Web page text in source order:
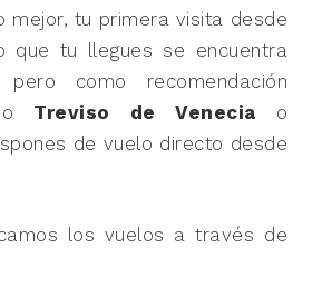
mejor, tu primera visita desde
que tu llegues se encuentra
como recomendación
o Treviso de Venecia o
de vuelo directo desde
los vuelos a través de